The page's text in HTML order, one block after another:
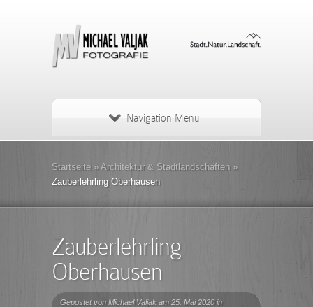
Navigation Menu
Startseite » Architektur & Stadtlandschaften »
Zauberlehrling Oberhausen
Zauberlehrling
Oberhausen
Gepostet von Michael Valjak am 25. Mai 2020 in